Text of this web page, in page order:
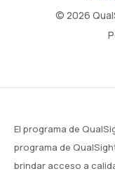
© 2026
El programa de
programa de
brindar acceso a